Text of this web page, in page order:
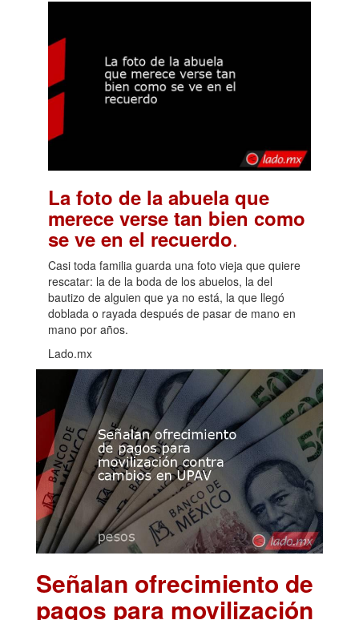
La foto de la abuela que
merece verse tan bien como
se ve en el recuerdo.
Casi toda familia guarda una foto vieja que quiere
rescatar: la de la boda de los abuelos, la del
bautizo de alguien que ya no está, la que llegó
doblada o rayada después de pasar de mano en
mano por años.
Lado.mx
Señalan ofrecimiento de
pagos para movilización